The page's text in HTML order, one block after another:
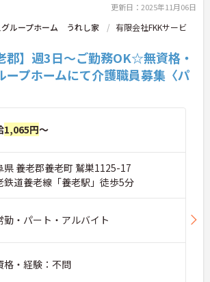
更新日：2025年11月06日
グループホーム うれし家
有限会社FKKサービ
郡】週3日～ご勤務OK☆無資格・
ープホームにて介護職員募集〈パ
1,065円～
県 養老郡養老町 鷲巣1125-17
鉄道養老線「養老駅」徒歩5分
勤・パート・アルバイト
・経験：不問